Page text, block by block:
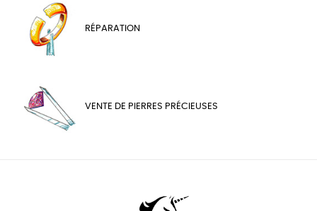
RÉPARATION
VENTE DE PIERRES PRÉCIEUSES